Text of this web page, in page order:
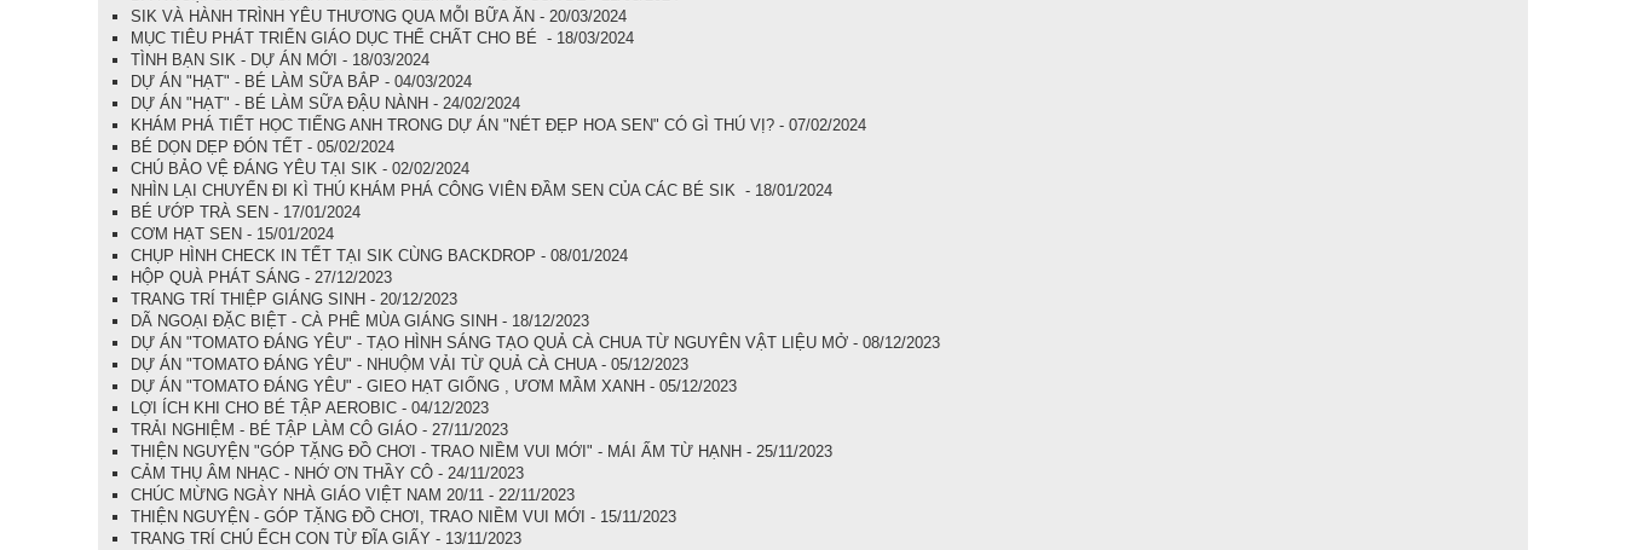
SIK VÀ HÀNH TRÌNH YÊU THƯƠNG QUA MỖI BỮA ĂN - 20/03/2024
MỤC TIÊU PHÁT TRIỂN GIÁO DỤC THỂ CHẤT CHO BÉ - 18/03/2024
TÌNH BẠN SIK - DỰ ÁN MỚI - 18/03/2024
DỰ ÁN "HẠT" - BÉ LÀM SỮA BẮP - 04/03/2024
DỰ ÁN "HẠT" - BÉ LÀM SỮA ĐẬU NÀNH - 24/02/2024
KHÁM PHÁ TIẾT HỌC TIẾNG ANH TRONG DỰ ÁN "NÉT ĐẸP HOA SEN" CÓ GÌ THÚ VỊ? - 07/02/2024
BÉ DỌN DẸP ĐÓN TẾT - 05/02/2024
CHÚ BẢO VỆ ĐÁNG YÊU TẠI SIK - 02/02/2024
NHÌN LẠI CHUYẾN ĐI KÌ THÚ KHÁM PHÁ CÔNG VIÊN ĐẦM SEN CỦA CÁC BÉ SIK - 18/01/2024
BÉ ƯỚP TRÀ SEN - 17/01/2024
CƠM HẠT SEN - 15/01/2024
CHỤP HÌNH CHECK IN TẾT TẠI SIK CÙNG BACKDROP - 08/01/2024
HỘP QUÀ PHÁT SÁNG - 27/12/2023
TRANG TRÍ THIỆP GIÁNG SINH - 20/12/2023
DÃ NGOẠI ĐẶC BIỆT - CÀ PHÊ MÙA GIÁNG SINH - 18/12/2023
DỰ ÁN "TOMATO ĐÁNG YÊU" - TẠO HÌNH SÁNG TẠO QUẢ CÀ CHUA TỪ NGUYÊN VẬT LIỆU MỞ - 08/12/2023
DỰ ÁN "TOMATO ĐÁNG YÊU" - NHUỘM VẢI TỪ QUẢ CÀ CHUA - 05/12/2023
DỰ ÁN "TOMATO ĐÁNG YÊU" - GIEO HẠT GIỐNG , ƯƠM MẦM XANH - 05/12/2023
LỢI ÍCH KHI CHO BÉ TẬP AEROBIC - 04/12/2023
TRẢI NGHIỆM - BÉ TẬP LÀM CÔ GIÁO - 27/11/2023
THIỆN NGUYỆN "GÓP TẶNG ĐỒ CHƠI - TRAO NIỀM VUI MỚI" - MÁI ẤM TỪ HẠNH - 25/11/2023
CẢM THỤ ÂM NHẠC - NHỚ ƠN THẦY CÔ - 24/11/2023
CHÚC MỪNG NGÀY NHÀ GIÁO VIỆT NAM 20/11 - 22/11/2023
THIỆN NGUYỆN - GÓP TẶNG ĐỒ CHƠI, TRAO NIỀM VUI MỚI - 15/11/2023
TRANG TRÍ CHÚ ẾCH CON TỪ ĐĨA GIẤY - 13/11/2023